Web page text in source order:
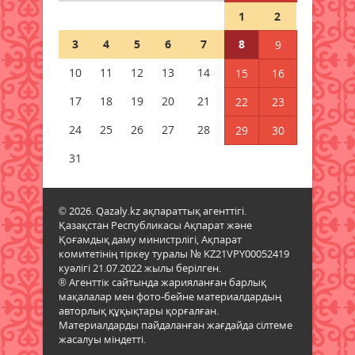
07 тамыз 2026 ж.
Дәрігер анемияның жасырын
Мемлекеттік білім гранты
иегерлерінің тізімі жария болды
07 тамыз 2026 ж. 75
Қазақстанда 589 дәрілік
препараттың бағасы төмендеді
07 тамыз 2026 ж. 78
1
2
3
4 5 6 7 8
9
10
11 12 13 14 15
16
17
18 19 20 21 22
23
24
25 26 27 28 29
30
31
© 2026. Qazaly.kz ақпараттық агенттігі.
Қазақстан Республикасы Ақпарат және
Қоғамдық даму министрлігі, Ақпарат
комитетінің тіркеу туралы № KZ21VPY00052419
куәлігі 21.07.2022 жылы берілген.
® Агенттік сайтында жарияланған барлық
мақалалар мен фото-бейне материалдардың
авторлық құқықтары қорғалған.
Материалдарды пайдаланған жағдайда сілтеме
жасалуы міндетті.